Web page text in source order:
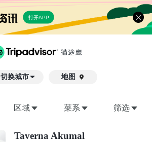
打开APP
切换城市 地图 
区域 菜系 筛选
Taverna Akumal